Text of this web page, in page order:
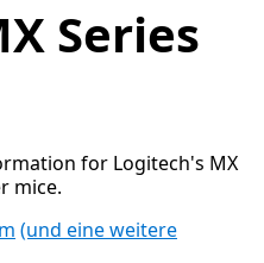
Series
for Logitech's MX
mice.
(und eine weitere